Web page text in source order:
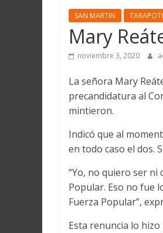
Loreto
SAN MARTIN
Mary
noviembre 3, 2020
La señora Mary
precandidatura al
mintieron.
Indicó que al
en todo caso el dos.
“Yo, no quiero ser
Popular. Eso no fue
Fuerza Popular”,
Esta renuncia lo